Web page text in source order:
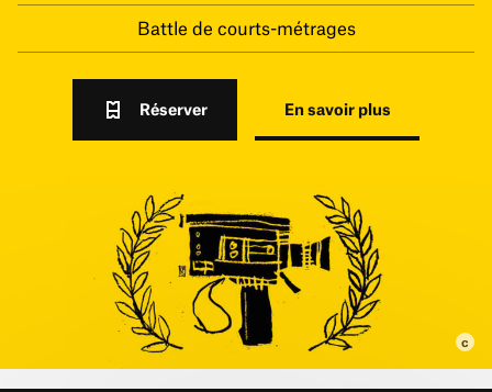
Battle de courts-métrages
Réserver En savoir plus